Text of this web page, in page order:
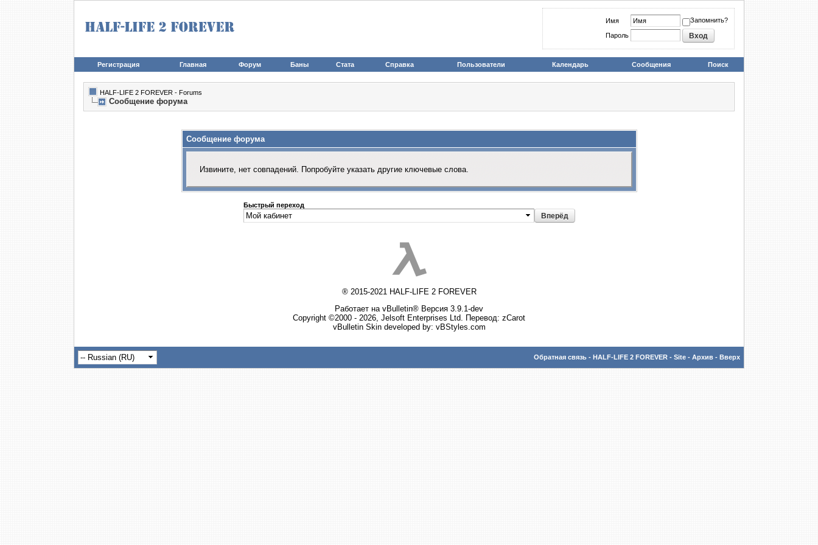
Имя Запомнить?
Пароль
Регистрация Главная Форум Баны Стата Справка Пользователи Календарь Сообщения Поиск
HALF-LIFE 2 FOREVER - Forums
Сообщение форума
Сообщение форума
Извините, нет совпадений. Попробуйте указать другие ключевые слова.
Быстрый переход
® 2015-2021 HALF-LIFE 2 FOREVER
Работает на vBulletin® Версия 3.9.1-dev
Copyright ©2000 - 2026, Jelsoft Enterprises Ltd. Перевод: zCarot
vBulletin Skin developed by: vBStyles.com
Обратная связь - HALF-LIFE 2 FOREVER - Site - Архив - Вверх